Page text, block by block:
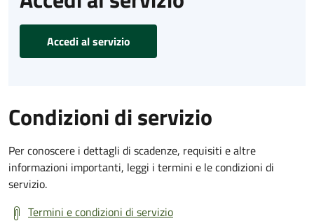
Accedi al servizio
Condizioni di servizio
Per conoscere i dettagli di scadenze, requisiti e altre
informazioni importanti, leggi i termini e le condizioni di
servizio.
Termini e condizioni di servizio